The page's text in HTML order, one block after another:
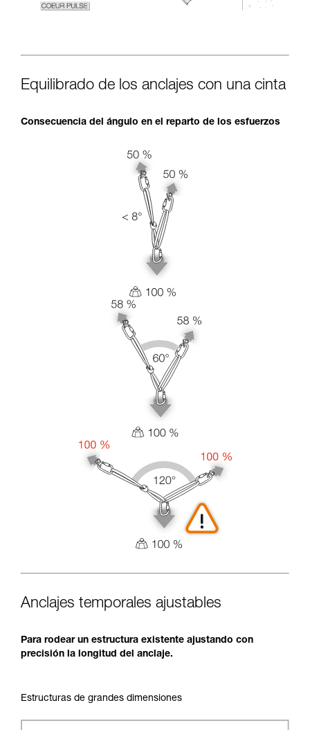
Equilibrado de los anclajes con una cinta
Consecuencia del ángulo en el reparto de los esfuerzos
Anclajes temporales ajustables
Para rodear un estructura existente ajustando con
precisión la longitud del anclaje.
Estructuras de grandes dimensiones